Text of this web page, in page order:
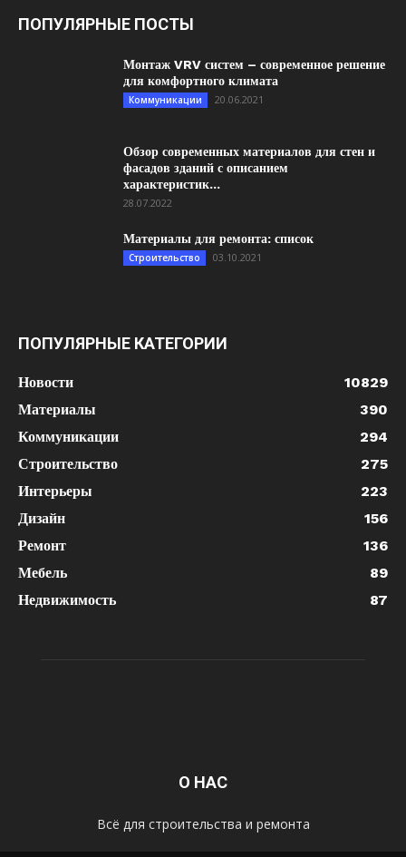
ПОПУЛЯРНЫЕ ПОСТЫ
Монтаж VRV систем – современное решение
для комфортного климата
Коммуникации 20.06.2021
Обзор современных материалов для стен и
фасадов зданий с описанием
характеристик...
28.07.2022
Материалы для ремонта: список
Строительство 03.10.2021
ПОПУЛЯРНЫЕ КАТЕГОРИИ
Новости
10829
Материалы
390
Коммуникации
294
Строительство
275
Интерьеры
223
Дизайн
156
Ремонт
136
Мебель
89
Недвижимость
87
О НАС
Всё для строительства и ремонта